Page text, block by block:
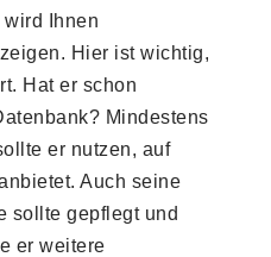
Ihnen
Hier ist wichtig,
Hat er schon
Mindestens
er nutzen, auf
Auch seine
sollte gepflegt und
er weitere